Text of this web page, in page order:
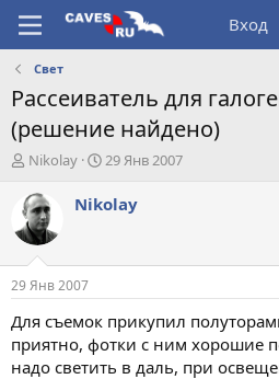
Вход
Свет
Рассеиватель для
(решение найдено)
А
т
о
р
т
е
м
ы
Nikolay
Д
т
а
л
29 Янв 2007
Nikolay
29 Янв 2007
Для съемок прикупил
приятно, фотки с ним хорошие
надо светить в даль, при